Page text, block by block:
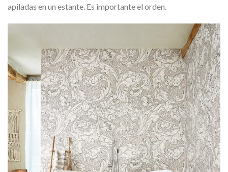
apiladas en un estante. Es importante el orden.